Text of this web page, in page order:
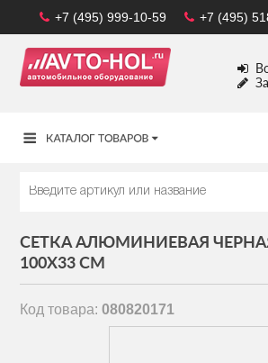
+7 (495)
+7 (495) 999-10-59
СЕТКА АЛЮМИНИЕВАЯ
100Х33 СМ
Код товара:080820171